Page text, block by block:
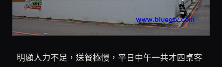
明顯人力不足，送餐極慢，平日中午一共才四桌客